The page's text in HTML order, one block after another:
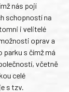
nás pojí
schopností na
i velitelé
oprav a
s čímž má
včetně
celé
s tzv.